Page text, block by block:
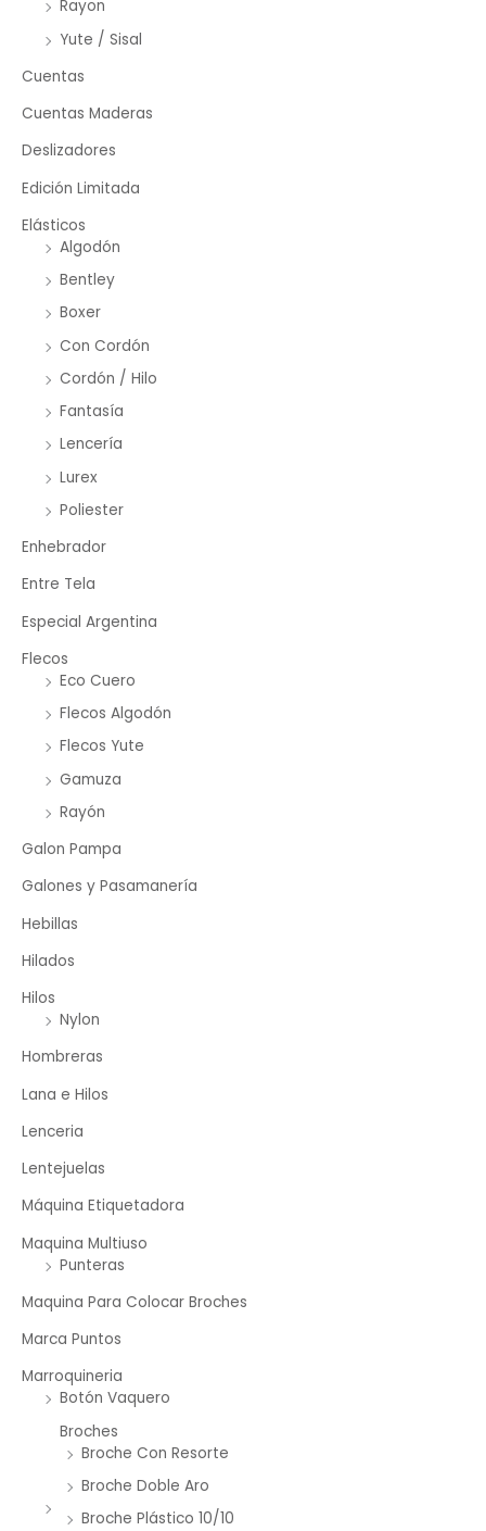
Rayon
Yute / Sisal
Cuentas
Cuentas Maderas
Deslizadores
Edición Limitada
Elásticos
Algodón
Bentley
Boxer
Con Cordón
Cordón / Hilo
Fantasía
Lencería
Lurex
Poliester
Enhebrador
Entre Tela
Especial Argentina
Flecos
Eco Cuero
Flecos Algodón
Flecos Yute
Gamuza
Rayón
Galon Pampa
Galones y Pasamanería
Hebillas
Hilados
Hilos
Nylon
Hombreras
Lana e Hilos
Lenceria
Lentejuelas
Máquina Etiquetadora
Maquina Multiuso
Punteras
Maquina Para Colocar Broches
Marca Puntos
Marroquineria
Botón Vaquero
Broches
Broche Con Resorte
Broche Doble Aro
Broche Plástico 10/10